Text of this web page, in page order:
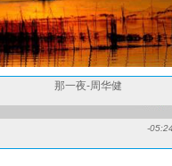
那一夜-周华健
-